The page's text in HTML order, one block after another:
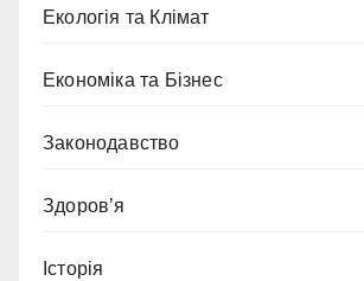
Екологія та Клімат
Економіка та Бізнес
Законодавство
Здоров’я
Історія